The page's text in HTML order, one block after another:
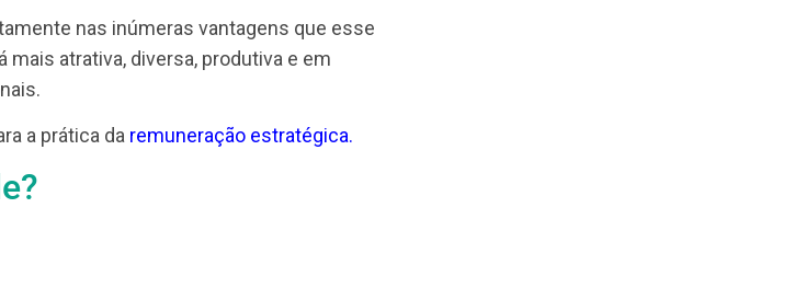
podem ser mais funcionais para faixa etárias ou
por que é tão importante implantar esse